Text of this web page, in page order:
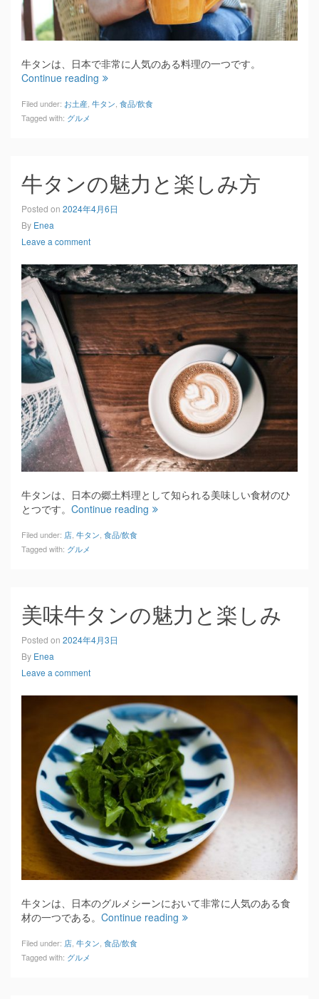
牛タンは、日本で非常に人気のある料理の一つです。
Continue reading
Filed under: お土産, 牛タン, 食品/飲食
Tagged with: グルメ
牛タンの魅力と楽しみ方
Posted on 2024年4月6日
By Enea
Leave a comment
牛タンは、日本の郷土料理として知られる美味しい食材のひ
とつです。 Continue reading
Filed under: 店, 牛タン, 食品/飲食
Tagged with: グルメ
美味牛タンの魅力と楽しみ
Posted on 2024年4月3日
By Enea
Leave a comment
牛タンは、日本のグルメシーンにおいて非常に人気のある食
材の一つである。 Continue reading
Filed under: 店 牛タン 食品/飲食
Tagged with: グルメ